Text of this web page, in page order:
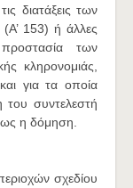
διατάξεις των
153) ή άλλες
των
κληρονομιάς,
για τα οποία
του συντελεστή
η δόμηση.
σχεδίου